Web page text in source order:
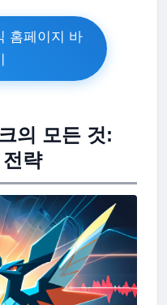
홈페이지 바
의 모든 것:
략